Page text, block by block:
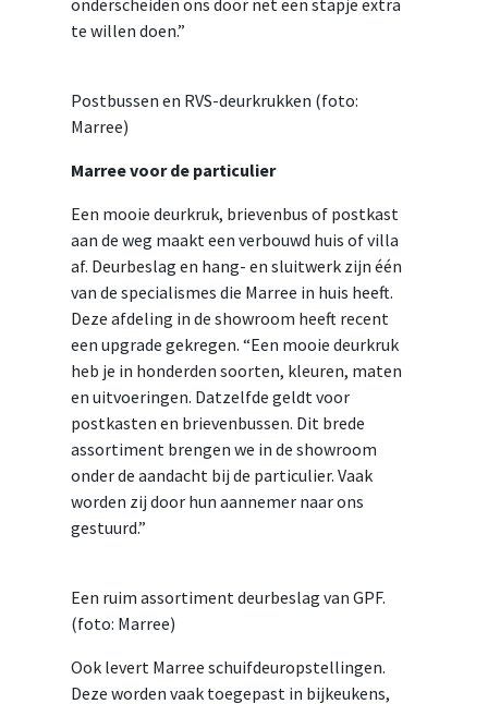
onderscheiden ons door net een stapje extra
te willen doen.”
Postbussen en RVS-deurkrukken (foto:
Marree)
Marree voor de particulier
Een mooie deurkruk, brievenbus of postkast
aan de weg maakt een verbouwd huis of villa
af. Deurbeslag en hang- en sluitwerk zijn één
van de specialismes die Marree in huis heeft.
Deze afdeling in de showroom heeft recent
een upgrade gekregen. “Een mooie deurkruk
heb je in honderden soorten, kleuren, maten
en uitvoeringen. Datzelfde geldt voor
postkasten en brievenbussen. Dit brede
assortiment brengen we in de showroom
onder de aandacht bij de particulier. Vaak
worden zij door hun aannemer naar ons
gestuurd.”
Een ruim assortiment deurbeslag van GPF.
(foto: Marree)
Ook levert Marree schuifdeuropstellingen.
Deze worden vaak toegepast in bijkeukens,